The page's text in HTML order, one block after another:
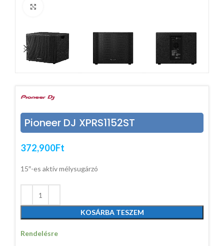
Pioneer DJ XPRS1152ST
372,900Ft
15″-es aktív mélysugárzó
KOSÁRBA TESZEM
Rendelésre